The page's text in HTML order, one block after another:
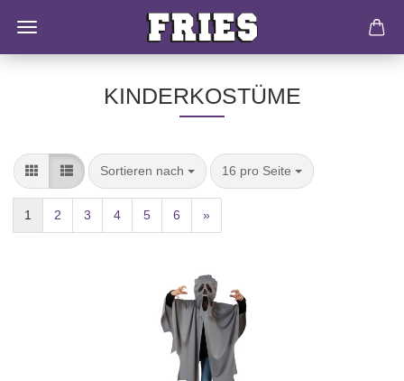
KINDERKOSTÜME
Sortieren nach 16 pro Seite
1 2 3 4 5 6 »